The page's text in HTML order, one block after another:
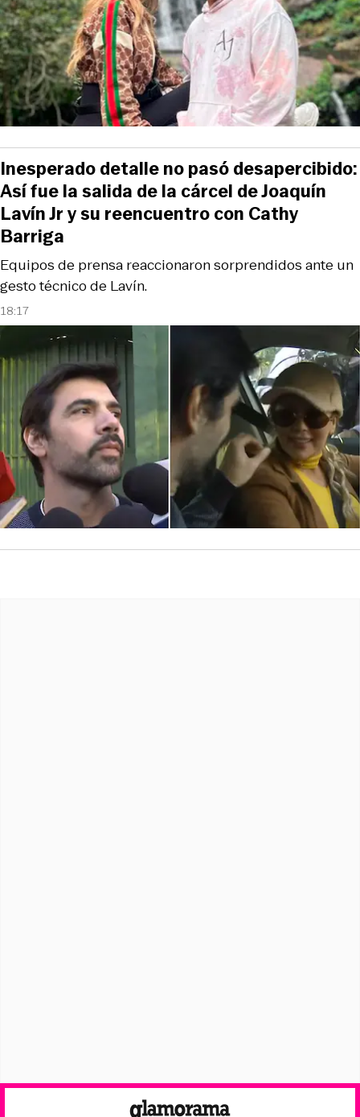
18:17
Equipos de prensa reaccionaron sorprendidos ante un
gesto técnico de Lavín.
Inesperado detalle no pasó desapercibido:
Así fue la salida de la cárcel de Joaquín
Lavín Jr y su reencuentro con Cathy
Barriga